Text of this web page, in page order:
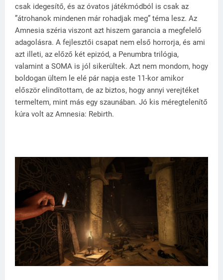
csak idegesítő, és az óvatos játékmódból is csak az
”átrohanok mindenen már rohadjak meg” téma lesz. Az
Amnesia széria viszont azt hiszem garancia a megfelelő
adagolásra. A fejlesztői csapat nem első horrorja, és ami
azt illeti, az előző két epizód, a Penumbra trilógia,
valamint a SOMA is jól sikerültek. Azt nem mondom, hogy
boldogan ültem le elé pár napja este 11-kor amikor
először elindítottam, de az biztos, hogy annyi verejtéket
termeltem, mint más egy szaunában. Jó kis méregtelenítő
kúra volt az Amnesia: Rebirth.